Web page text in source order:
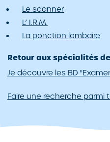
Le scanner
L’ I.R.M.
La ponction lombaire
Retour aux spécialités
Je découvre les BD
Faire une recherche parmi